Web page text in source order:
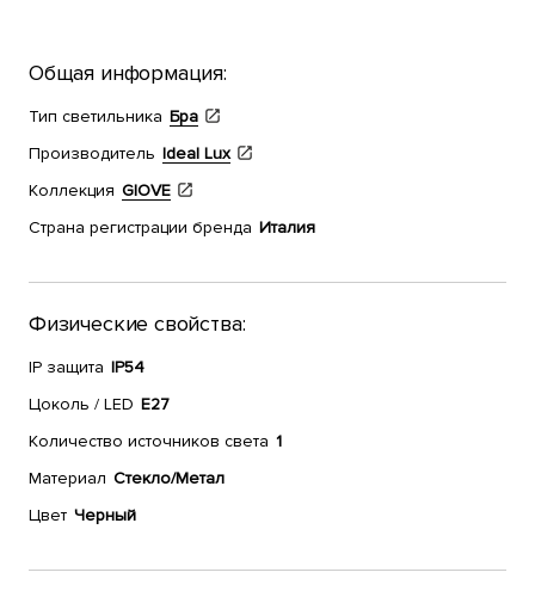
Общая информация:
Тип светильника Бра
Производитель Ideal Lux
Коллекция GIOVE
Страна регистрации бренда Италия
Физические свойства:
IP защита IP54
Цоколь / LED E27
Количество источников света 1
Материал Стекло/Метал
Цвет Черный